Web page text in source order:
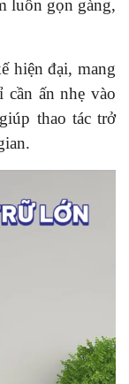
luôn gọn gàng,
hiện đại, mang
ấn nhẹ vào
thao tác trở